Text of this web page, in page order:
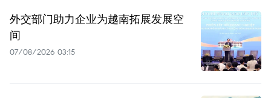
外交部门助力企业为越南拓展发展空
间
07/08/2026 03:15